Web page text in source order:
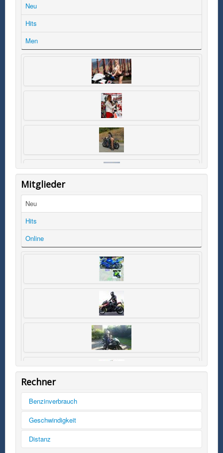
Neu
Hits
Men
Mitglieder
Neu
Hits
Online
Rechner
Benzinverbrauch
Tankinhalt
Kilometer
Geschwindigkeit
km/h
Distanz